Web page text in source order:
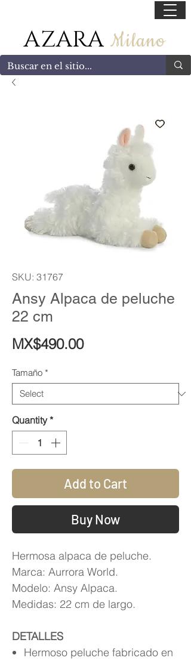
AZARA Milano
SKU: 31767
Ansy Alpaca de peluche
22 cm
MX$490.00Price
Tamaño *
Quantity *
Add to Cart
Buy Now
Hermosa alpaca de peluche.
Marca: Aurrora World.
Modelo: Ansy Alpaca.
Medidas: 22 cm de largo.
DETALLES
Hermoso peluche fabricado en